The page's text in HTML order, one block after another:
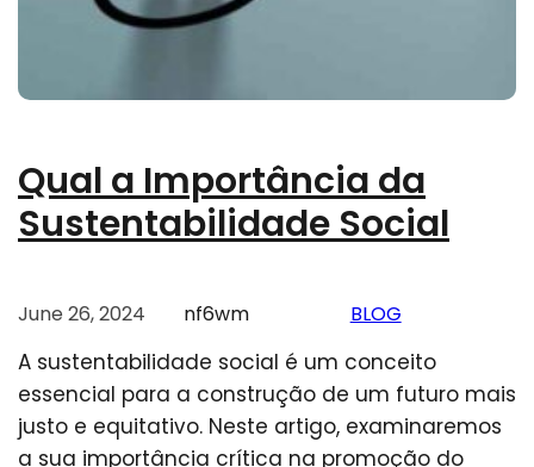
Qual a Importância da
Sustentabilidade Social
June 26, 2024 nf6wm BLOG
A sustentabilidade social é um conceito
essencial para a construção de um futuro mais
justo e equitativo. Neste artigo, examinaremos
a sua importância crítica na promoção do